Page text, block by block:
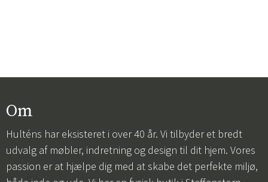
Om
Hulténs har eksisteret i over 40 år. Vi tilbyder et bredt
udvalg af møbler, indretning og design til dit hjem. Vores
passion er at hjælpe dig med at skabe det perfekte miljø,